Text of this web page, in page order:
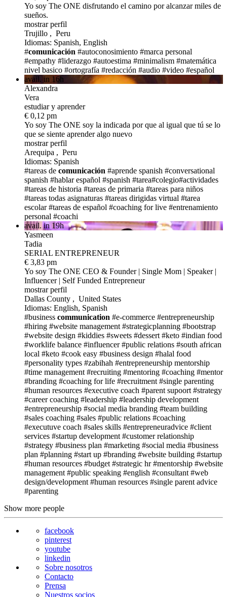
Yo soy The ONE disfrutando el camino por alcanzar miles de
sueños.
mostrar perfil
Trujillo , Peru
Idiomas: Spanish, English
#comunicación #autoconosimiento #marca personal
#empathy #liderazgo #autoestima #minimalism #matemática
nivel basico #ortografía #redacción #audio #video #español
avail. in 16h
Alexandra
Vera
estudiar y aprender
€ 0,12 pm
Yo soy The ONE soy la indicada por que al igual que tú se lo
que se siente aprender algo nuevo
mostrar perfil
Arequipa , Peru
Idiomas: Spanish
#tareas de comunicación #aprende spanish #conversational
spanish #hablar español #spanish #tarea#colegio#actividades
#tareas de historia #tareas de primaria #tareas para niños
#tareas todas asignaturas #tareas dirigidas virtual #tarea
escolar #tareas de español #coaching for live #entrenamiento
personal #coachi
avail. in 19h
Yasmeen
Tadia
SERIAL ENTREPRENEUR
€ 3,83 pm
Yo soy The ONE CEO & Founder | Single Mom | Speaker |
Influencer | Self Funded Entrepreneur
mostrar perfil
Dallas County , United States
Idiomas: English, Spanish
#business communication #e-commerce #entrepreneurship
#hiring #website management #strategicplanning #bootstrap
#website design #kiddies #sweets #dessert #keto #indian food
#worklife balance #influencer #public relations #south african
local #keto #cook easy #business design #halal food
#personality types #zabihah #entrepreneurship mentorship
#time management #recruiting #mentoring #coaching #mentor
#branding #coaching for life #recruitment #single parenting
#human resources #executive coach #parent supoort #strategy
#career coaching #leadership #leadership development
#entrepreneurship #social media branding #team building
#sales coaching #sales #public relations #coaching
#executuve coach #sales skills #entrepreneuradvice #client
services #startup development #customer relationship
#strategy #business plan #marketing #social media #business
plan #planning #start up #branding #website building #startup
#human resources #budget #strategic hr #mentorship #website
management #public speaking #english #consultant #web
design/development #human resources #single parent advice
#parenting
Show more people
facebook
pinterest
youtube
linkedin
Sobre nosotros
Contacto
Prensa
Nuestros socios